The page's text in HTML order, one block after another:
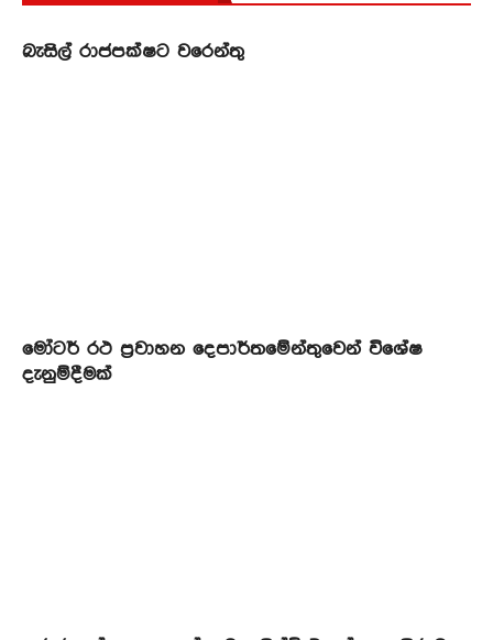
බැසිල් රාජපක්ෂට වරෙන්තු
මෝටර් රථ ප්‍රවාහන දෙපාර්තමේන්තුවෙන් විශේෂ
දැනුම්දීමක්